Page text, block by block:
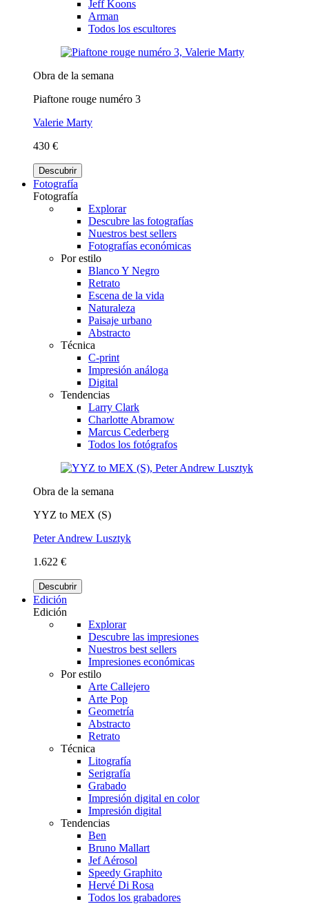
Jeff Koons
Arman
Todos los escultores
Obra de la semana
Piaftone rouge numéro 3
Valerie Marty
430 €
Descubrir
Fotografía
Fotografía
Explorar
Descubre las fotografías
Nuestros best sellers
Fotografías económicas
Por estilo
Blanco Y Negro
Retrato
Escena de la vida
Naturaleza
Paisaje urbano
Abstracto
Técnica
C-print
Impresión análoga
Digital
Tendencias
Larry Clark
Charlotte Abramow
Marcus Cederberg
Todos los fotógrafos
Obra de la semana
YYZ to MEX (S)
Peter Andrew Lusztyk
1.622 €
Descubrir
Edición
Edición
Explorar
Descubre las impresiones
Nuestros best sellers
Impresiones económicas
Por estilo
Arte Callejero
Arte Pop
Geometría
Abstracto
Retrato
Técnica
Litografía
Serigrafía
Grabado
Impresión digital en color
Impresión digital
Tendencias
Ben
Bruno Mallart
Jef Aérosol
Speedy Graphito
Hervé Di Rosa
Todos los grabadores